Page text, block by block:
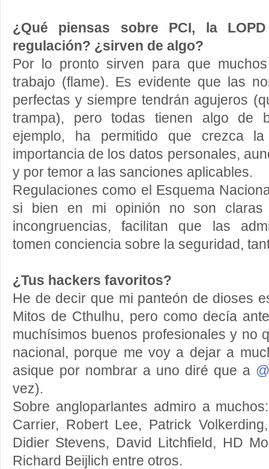
¿Qué piensas sobre PCI, la
regulación? ¿sirven de algo?
Por lo pronto sirven para que
trabajo (flame). Es evidente que las
perfectas y siempre tendrán agujeros
trampa), pero todas tienen algo de
ejemplo, ha permitido que crezca
importancia de los datos personales,
y por temor a las sanciones aplicables.
Regulaciones como el Esquema
si bien en mi opinión no son claras
incongruencias, facilitan que las
tomen conciencia sobre la seguridad,
¿Tus hackers favoritos?
He de decir que mi panteón de dioses
Mitos de Cthulhu, pero como decía
muchísimos buenos profesionales y no
nacional, porque me voy a dejar a
asique por nombrar a uno diré que a
vez).
Sobre angloparlantes admiro a
Carrier, Robert Lee, Patrick
Didier Stevens, David Litchfield, HD
Richard Beijlich entre otros.